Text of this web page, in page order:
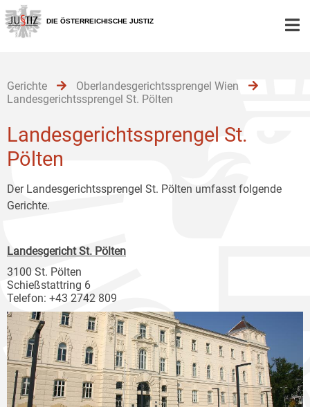
Zur
Hauptnavigation
[1]
Zum
Inhalt
[2]
Zum
Untermenü
[3]
DIE ÖSTERREICHISCHE JUSTIZ
Gerichte
Oberlandesgerichtssprengel Wien
Landesgerichtssprengel St. Pölten
Landesgerichtssprengel St.
Pölten
Der Landesgerichtssprengel St. Pölten umfasst folgende
Gerichte.
Landesgericht St. Pölten
3100 St. Pölten
Schießstattring 6
Telefon: +43 2742 809